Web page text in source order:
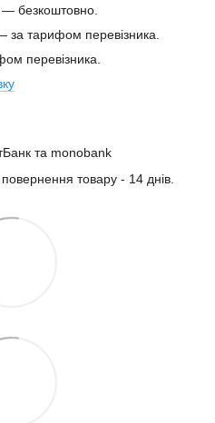
безкоштовно.
тарифом перевізника.
перевізника.
та monobank
товару - 14 днів.